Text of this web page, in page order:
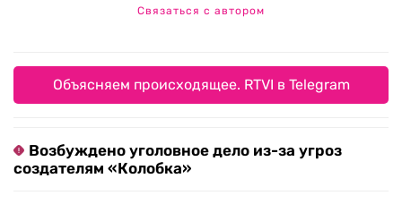
Связаться с автором
Объясняем происходящее. RTVI в Telegram
Возбуждено уголовное дело из-за угроз
создателям «Колобка»